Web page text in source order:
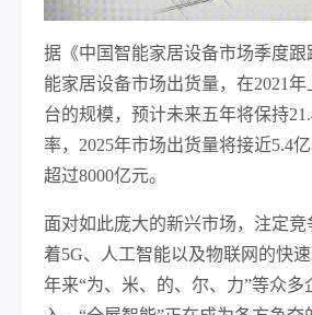
据《中国智能家居设备市场季度跟
能家居设备市场出货量，在2021
台的规模，预计未来五年将保持
率，2025年市场出货量将接近5.4
超过8000亿元。
面对如此庞大的新兴市场，注定
着5G、人工智能以及物联网的快
年来“为、米、的、尔、力”等众多